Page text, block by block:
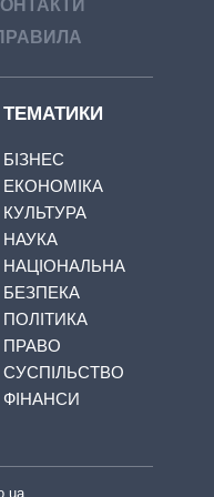
ТЕМАТИКИ
БІЗНЕС
ЕКОНОМІКА
КУЛЬТУРА
НАУКА
НАЦІОНАЛЬНА
БЕЗПЕКА
ПОЛІТИКА
ПРАВО
СУСПІЛЬСТВО
ФІНАНСИ